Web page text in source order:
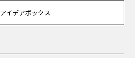
アイデアボックス